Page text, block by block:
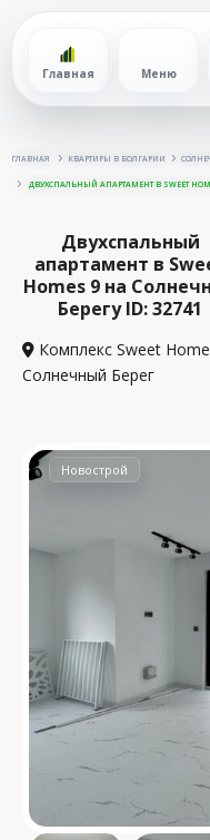
Главная Меню
ГЛАВНАЯ КВАРТИРЫ В БОЛГАРИИ
ДВУХСПАЛЬНЫЙ АПАРТАМЕНТ В SWEET
Двухспальный
апартамент в
Homes 9 на
Берегу ID: 32741
Комплекс Sweet
Солнечный Берег
Новострой